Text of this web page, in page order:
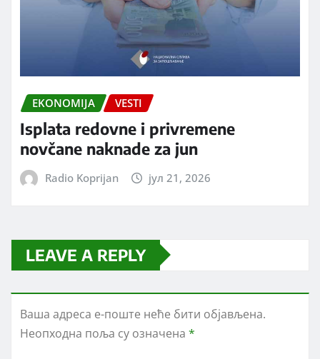
EKONOMIJA VESTI
Isplata redovne i privremene
novčane naknade za jun
Radio Koprijan јул 21, 2026
LEAVE A REPLY
Ваша адреса е-поште неће бити објављена.
Неопходна поља су означена *